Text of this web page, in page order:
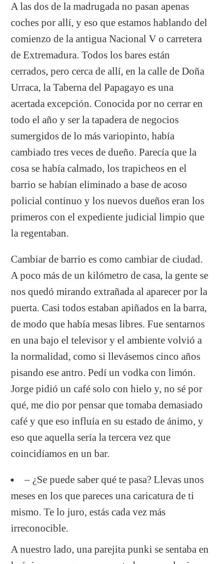
A las dos de la madrugada no pasan apenas
coches por allí, y eso que estamos hablando del
comienzo de la antigua Nacional V o carretera
de Extremadura. Todos los bares están
cerrados, pero cerca de allí, en la calle de Doña
Urraca, la Taberna del Papagayo es una
acertada excepción. Conocida por no cerrar en
todo el año y ser la tapadera de negocios
sumergidos de lo más variopinto, había
cambiado tres veces de dueño. Parecía que la
cosa se había calmado, los trapicheos en el
barrio se habían eliminado a base de acoso
policial continuo y los nuevos dueños eran los
primeros con el expediente judicial limpio que
la regentaban.
Cambiar de barrio es como cambiar de ciudad.
A poco más de un kilómetro de casa, la gente se
nos quedó mirando extrañada al aparecer por la
puerta. Casi todos estaban apiñados en la barra,
de modo que había mesas libres. Fue sentarnos
en una bajo el televisor y el ambiente volvió a
la normalidad, como si llevásemos cinco años
pisando ese antro. Pedí un vodka con limón.
Jorge pidió un café solo con hielo y, no sé por
qué, me dio por pensar que tomaba demasiado
café y que eso influía en su estado de ánimo, y
eso que aquella sería la tercera vez que
coincidíamos en un bar.
– ¿Se puede saber qué te pasa? Llevas unos
meses en los que pareces una caricatura de ti
mismo. Te lo juro, estás cada vez más
irreconocible.
A nuestro lado, una parejita punki se sentaba en